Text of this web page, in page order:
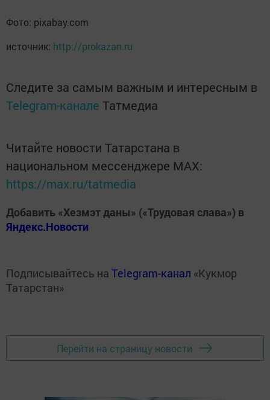
Фото: pixabay.com
источник: http://prokazan.ru
Следите за самым важным и интересным в
Telegram-канале Татмедиа
Читайте новости Татарстана в
национальном мессенджере MАХ:
https://max.ru/tatmedia
Добавить «Хезмэт даны» («Трудовая слава») в
Яндекс.Новости
Подписывайтесь на Telegram-канал «Кукмор
Татарстан»
Перейти на страницу новости